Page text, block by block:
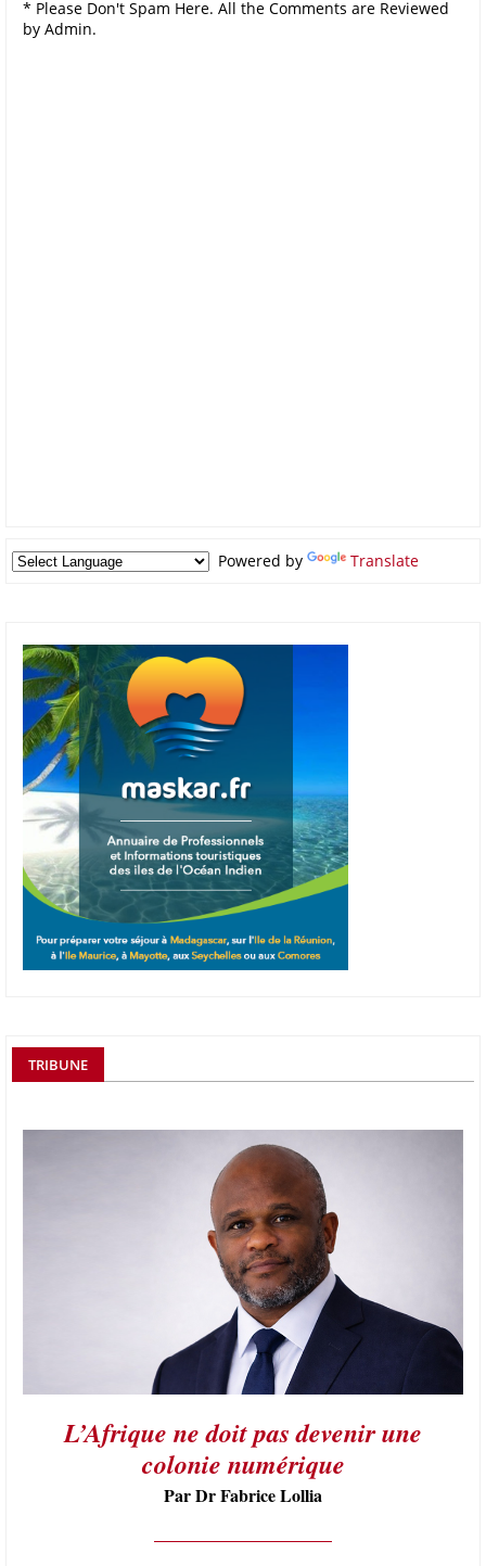
* Please Don't Spam Here. All the Comments are Reviewed
by Admin.
Powered by Translate
TRIBUNE
L’Afrique ne doit pas devenir une
colonie numérique
Par Dr Fabrice Lollia